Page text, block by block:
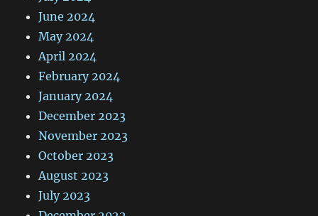
June 2024
May 2024
April 2024
February 2024
January 2024
December 2023
November 2023
October 2023
August 2023
July 2023